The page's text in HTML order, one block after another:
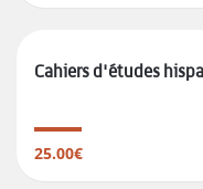
Cahiers d'études
25.00€